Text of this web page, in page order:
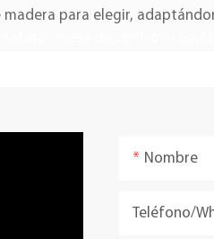
para elegir,
Nombre
Teléfono/